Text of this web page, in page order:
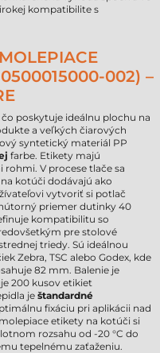
kompatibilite s
002) –
poskytuje ideálnu plochu na
a veľkých čiarových
syntetický materiál PP
farbe. Etikety majú
V procese tlače sa
kotúči dodávajú ako
vytvoriť si potlač
priemer dutinky 40
kompatibilitu so
pre stolové
triedy. Sú ideálnou
Zebra, TSC alebo Godex, kde
82 mm. Balenie je
200 kusov etikiet
je štandardné
fixáciu pri aplikácii nad
etikety na kotúči si
rozsahu od -20 °C do
tepelnému zaťaženiu.